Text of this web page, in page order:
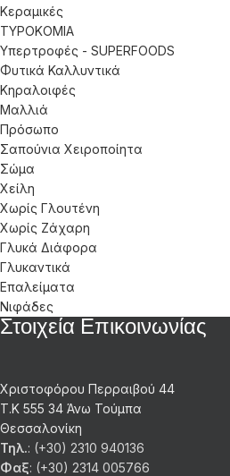
Κεραμικές
ΤΥΡΟΚΟΜΙΑ
Υπερτροφές - SUPERFOODS
Φυτικά Καλλυντικά
Κηραλοιφές
Μαλλιά
Πρόσωπο
Σαπούνια Χειροποίητα
Σώμα
Χείλη
Χωρίς Γλουτένη
Χωρίς Ζάχαρη
Γλυκά Διάφορα
Γλυκαντικά
Επαλείματα
Νιφάδες
Στοιχεία Επικοινωνίας
Χριστοφόρου Περραιβού 44
Τ.Κ 555 34 Άνω Τούμπα
Θεσσαλονίκη
Τηλ.: (+30) 2310 940136
Φαξ: (+30) 2314 005766